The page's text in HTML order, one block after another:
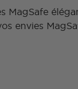
MagSafe
envies